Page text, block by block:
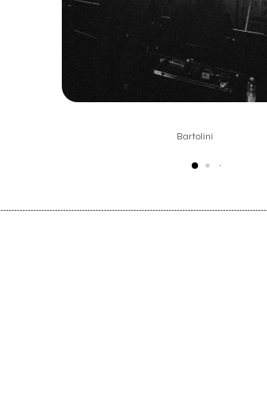
Bartolini